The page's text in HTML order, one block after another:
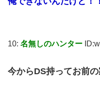
10: 名無しのハンター
今からDS持ってお前